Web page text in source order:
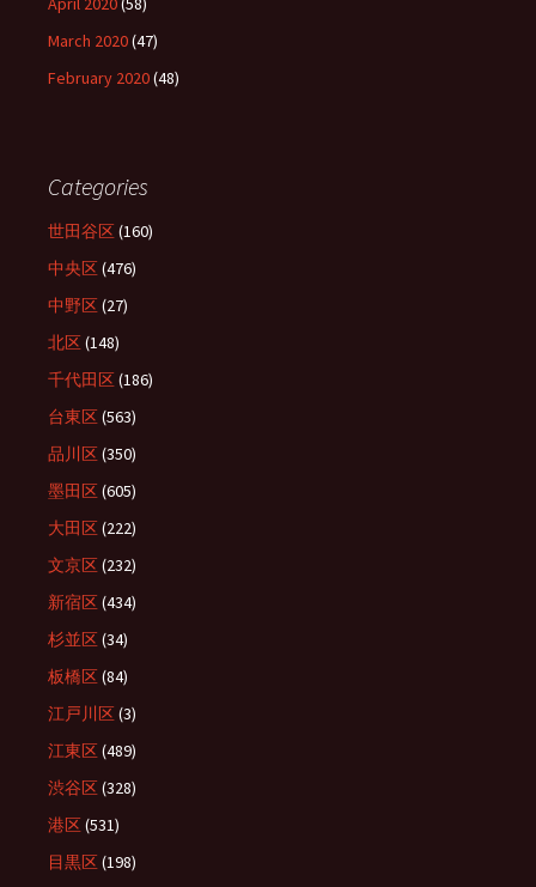
March 2020(47)
February 2020(48)
Categories
世田谷区(160)
中央区(476)
中野区(27)
北区(148)
千代田区(186)
台東区(563)
品川区(350)
墨田区(605)
大田区(222)
文京区(232)
新宿区(434)
杉並区(34)
板橋区(84)
江戸川区(3)
江東区(489)
渋谷区(328)
港区(531)
目黒区(198)